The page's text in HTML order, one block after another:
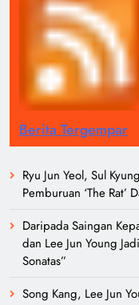
Berita Tergempar
Ryu Jun Yeol, Sul
Pemburuan ‘The Rat’
Daripada Saingan
dan Lee Jun Young
Sonatas”
Song Kang, Lee Jun